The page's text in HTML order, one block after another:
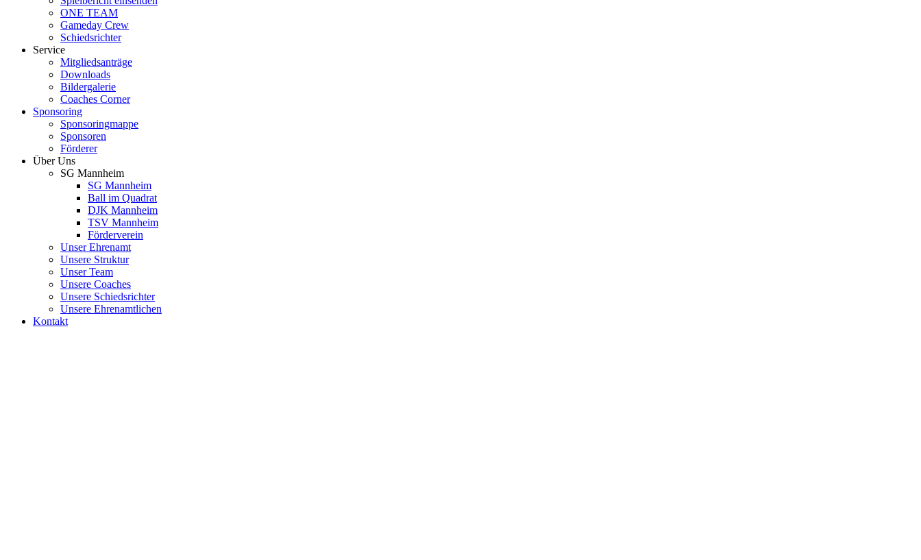
ONE TEAM
Gameday Crew
Schiedsrichter
Service
Mitgliedsanträge
Downloads
Bildergalerie
Coaches Corner
Sponsoring
Sponsoringmappe
Sponsoren
Förderer
Über Uns
SG Mannheim
SG Mannheim
Ball im Quadrat
DJK Mannheim
TSV Mannheim
Förderverein
Unser Ehrenamt
Unsere Struktur
Unser Team
Unsere Coaches
Unsere Schiedsrichter
Unsere Ehrenamtlichen
Kontakt